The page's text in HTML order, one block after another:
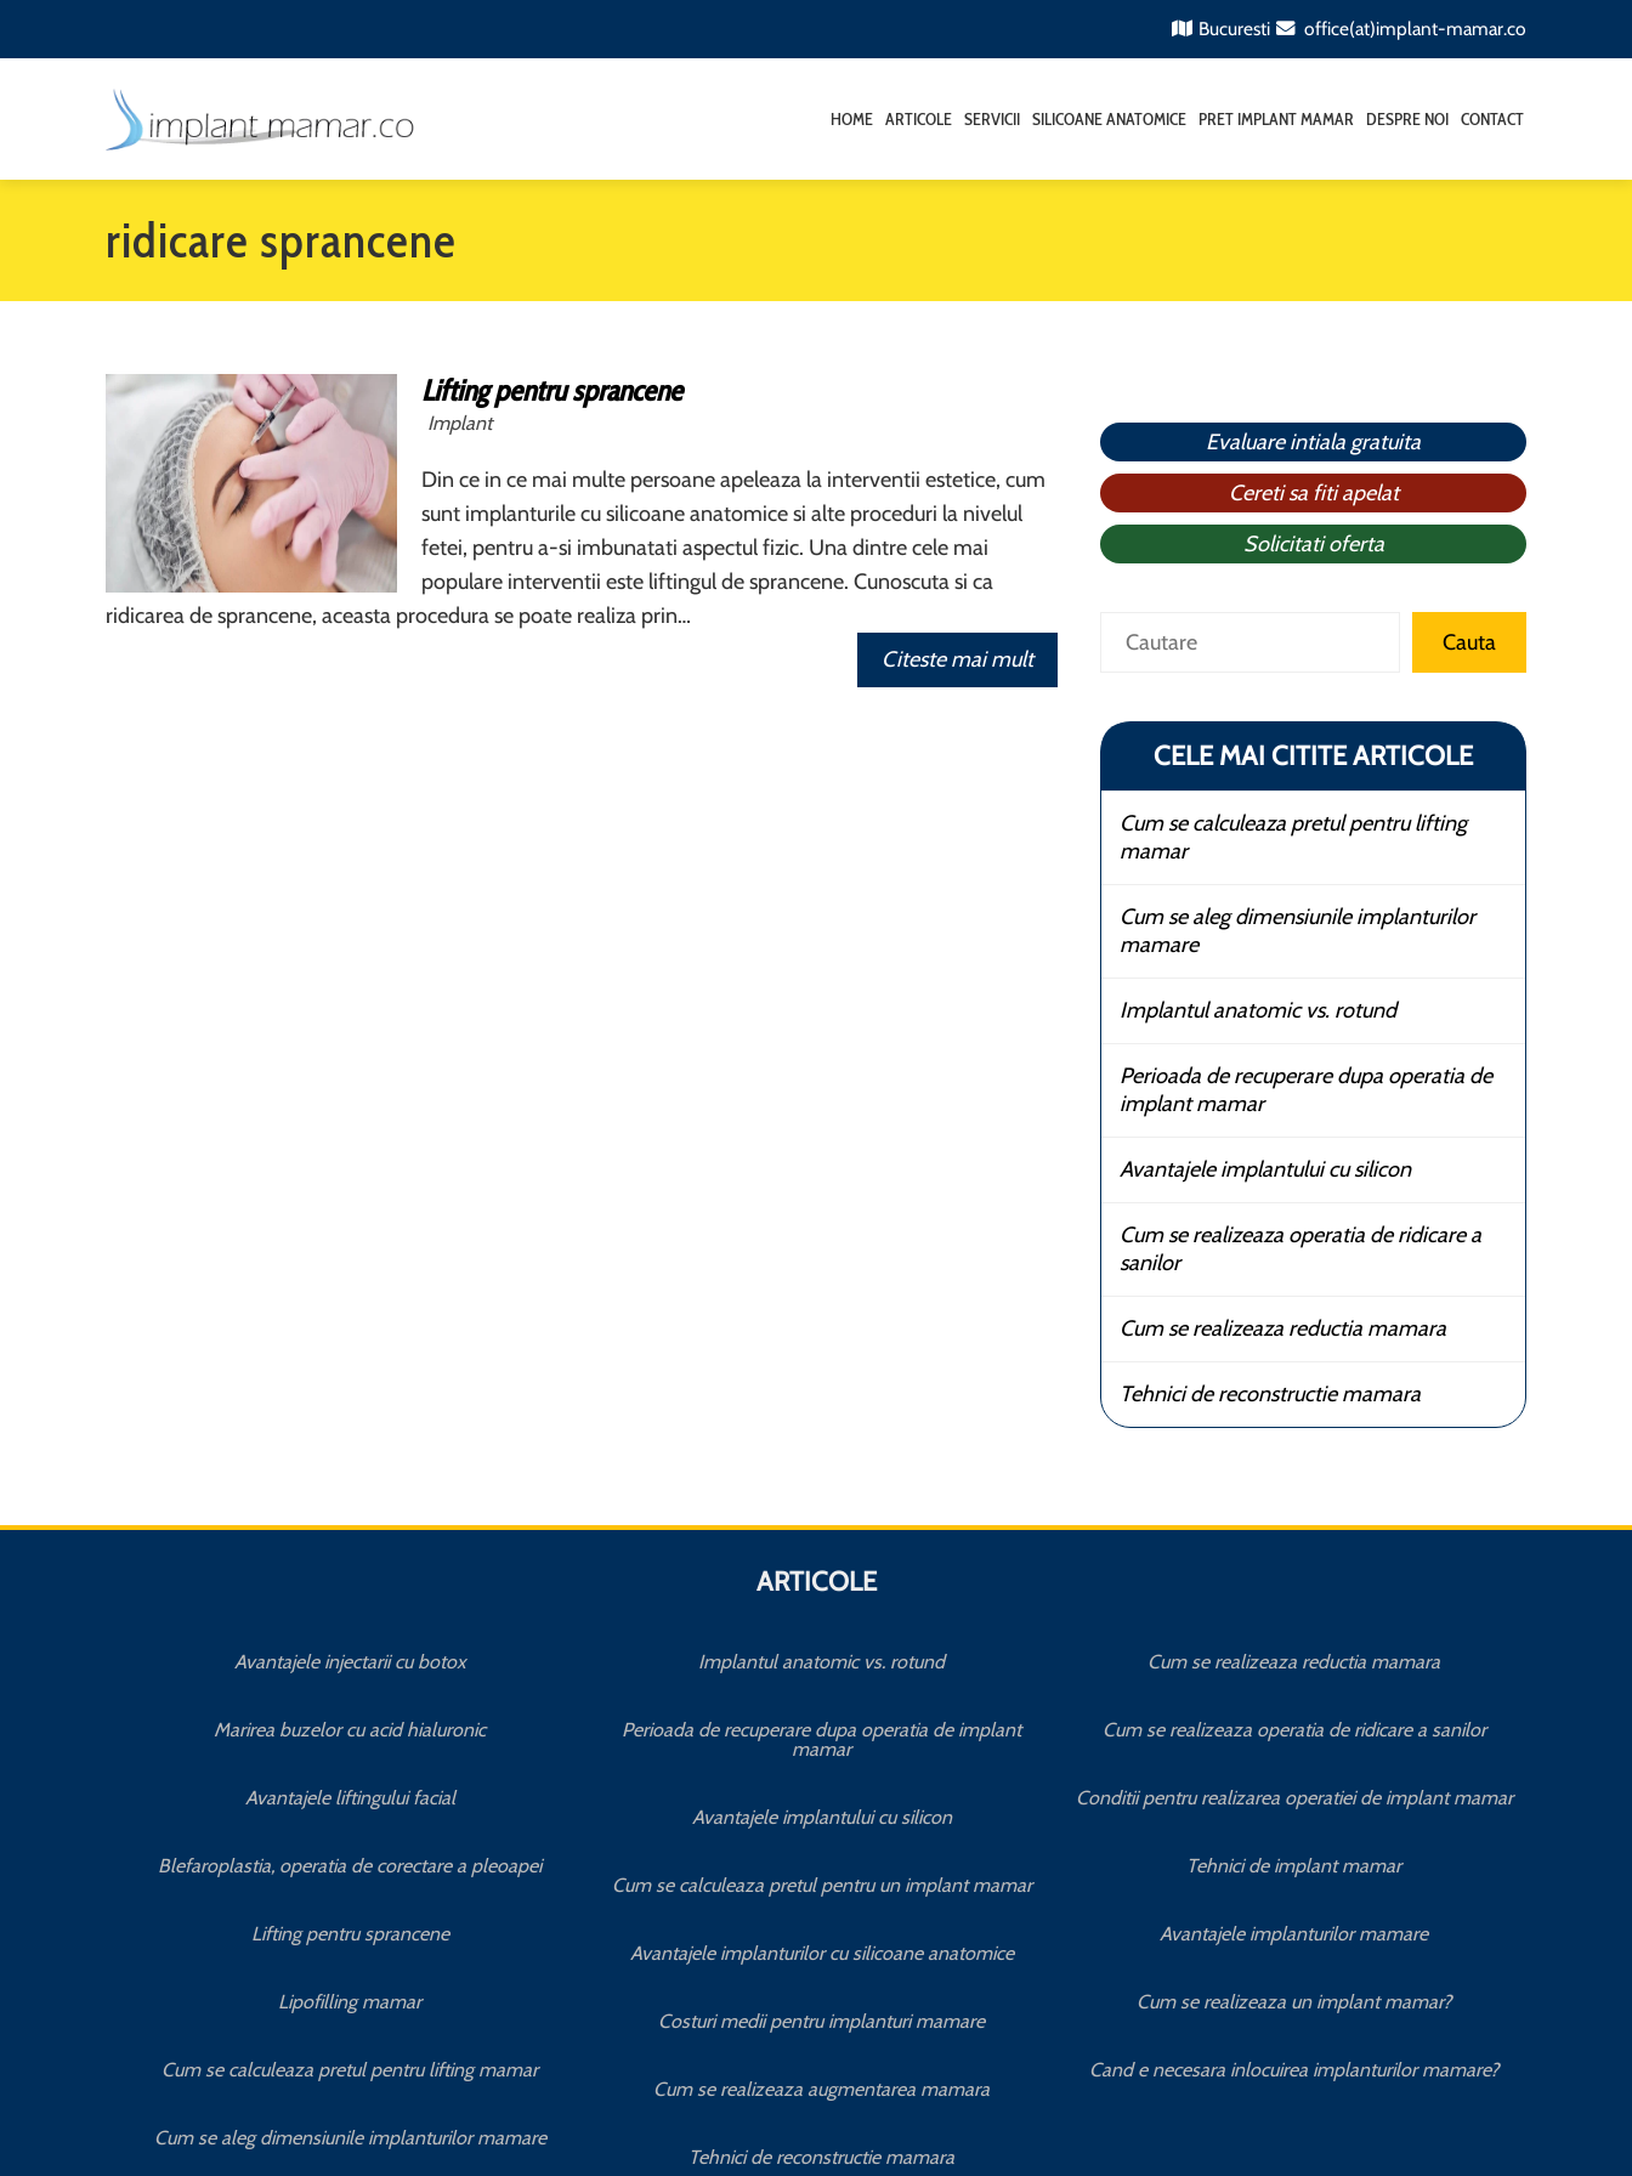
Bucuresti office(at)implant-mamar.co
HOME ARTICOLE SERVICII SILICOANE ANATOMICE PRET IMPLANT MAMAR DESPRE NOI CONTACT
ridicare sprancene
Lifting pentru sprancene
Implant
Din ce in ce mai multe persoane apeleaza la interventii estetice, cum
sunt implanturile cu silicoane anatomice si alte proceduri la nivelul
fetei, pentru a-si imbunatati aspectul fizic. Una dintre cele mai
populare interventii este liftingul de sprancene. Cunoscuta si ca
ridicarea de sprancene, aceasta procedura se poate realiza prin…
Citeste mai mult
Evaluare intiala gratuita
Cereti sa fiti apelat
Solicitati oferta
Caută Cauta
CELE MAI CITITE ARTICOLE
Cum se calculeaza pretul pentru lifting
mamar
Cum se aleg dimensiunile implanturilor
mamare
Implantul anatomic vs. rotund
Perioada de recuperare dupa operatia de
implant mamar
Avantajele implantului cu silicon
Cum se realizeaza operatia de ridicare a
sanilor
Cum se realizeaza reductia mamara
Tehnici de reconstructie mamara
ARTICOLE
Avantajele injectarii cu botox
Marirea buzelor cu acid hialuronic
Avantajele liftingului facial
Blefaroplastia, operatia de corectare a pleoapei
Lifting pentru sprancene
Lipofilling mamar
Cum se calculeaza pretul pentru lifting mamar
Cum se aleg dimensiunile implanturilor mamare
Implantul anatomic vs. rotund
Perioada de recuperare dupa operatia de implant
mamar
Avantajele implantului cu silicon
Cum se calculeaza pretul pentru un implant mamar
Avantajele implanturilor cu silicoane anatomice
Costuri medii pentru implanturi mamare
Cum se realizeaza augmentarea mamara
Tehnici de reconstructie mamara
Cum se realizeaza reductia mamara
Cum se realizeaza operatia de ridicare a sanilor
Conditii pentru realizarea operatiei de implant mamar
Tehnici de implant mamar
Avantajele implanturilor mamare
Cum se realizeaza un implant mamar?
Cand e necesara inlocuirea implanturilor mamare?